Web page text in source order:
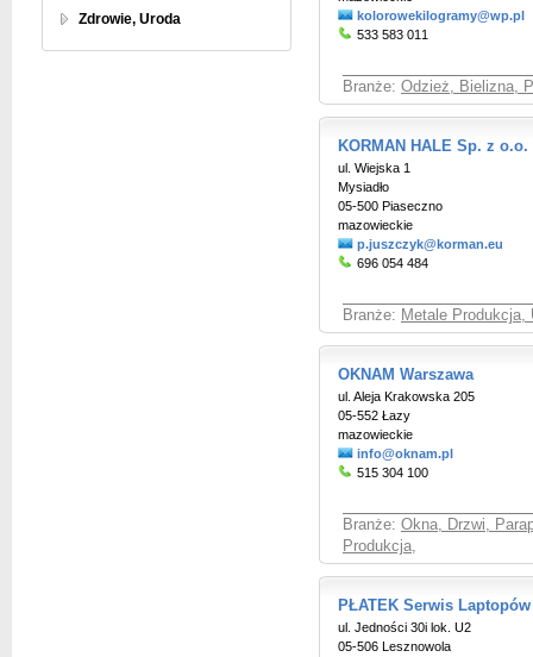
Zdrowie, Uroda
kolorowekilogramy@wp.pl
533 583 011
Branże: Odzież, Bielizna,
KORMAN HALE Sp. z
ul. Wiejska 1
Mysiadło
05-500 Piaseczno
mazowieckie
p.juszczyk@korman.eu
696 054 484
Branże: Metale Produkcja,
OKNAM Warszawa
ul. Aleja Krakowska 205
05-552 Łazy
mazowieckie
info@oknam.pl
515 304 100
Branże: Okna, Drzwi,
Produkcja,
PŁATEK Serwis Laptopów
ul. Jedności 30i lok. U2
05-506 Lesznowola